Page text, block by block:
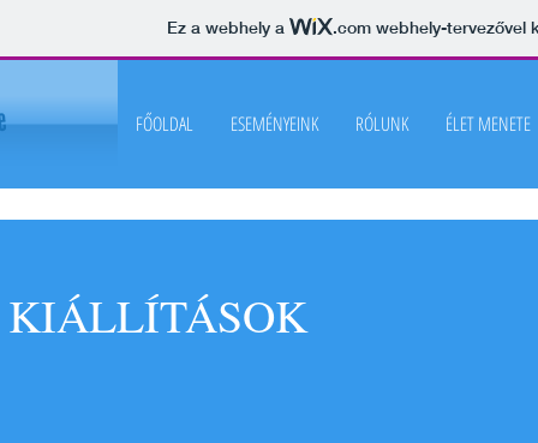
Ez a webhely a .comwebhely-tervezővel
FŐOLDAL ESEMÉNYEINK RÓLUNK ÉLET MENETE
KIÁLLÍTÁSOK